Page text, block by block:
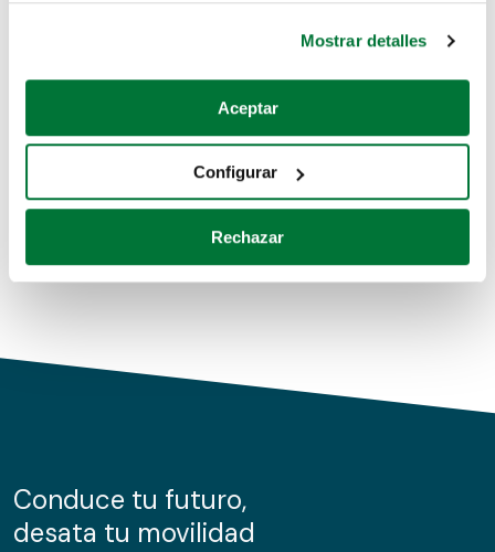
Si lo permite, también quisiéramos:
Recopilar información sobre su ubicación geográfica
Identificar su dispositivo analizándolo activamente
para buscar características específicas (huellas
Obtenga más información sobre cómo se procesan sus
de cookies.
información sobre el uso que haga del sitio web con
nuestros partners de redes sociales, publicidad y análisis
Mostrar detalles
Aceptar
Configurar
Rechazar
Coches de segunda mano
Coches de km0
Conduce tu futuro,
desata tu movilidad